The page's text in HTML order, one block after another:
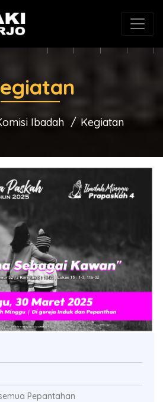
gkjbaki@gmail.com
Ibadah Kegiatan
Pepantahan